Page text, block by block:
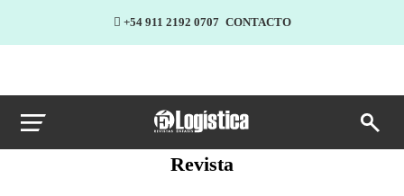
+54 911 2192 0707 CONTACTO
Revista